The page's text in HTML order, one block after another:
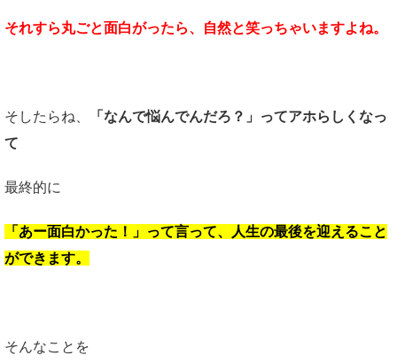
それすら丸ごと面白がったら、自然と笑っちゃいますよね。
そしたらね、
「なんで悩んでんだろ？」ってアホらしくなっ
て
最終的に
「あー面白かった！」って言って、人生の最後を迎えること
ができます。
そんなことを